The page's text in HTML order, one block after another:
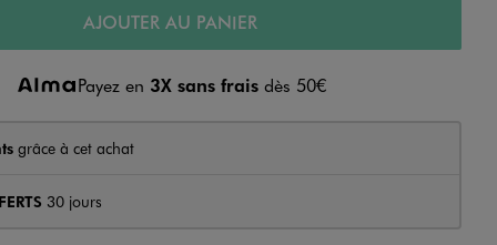
AJOUTER AU PANIER
Payez en 3X sans fraisdès 50€
grâce à cet achat
30 jours